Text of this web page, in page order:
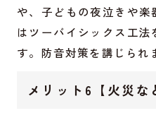
や、子どもの夜泣きや
はツーバイシックス工
す。防音対策を講じられ
メリット6【火災な